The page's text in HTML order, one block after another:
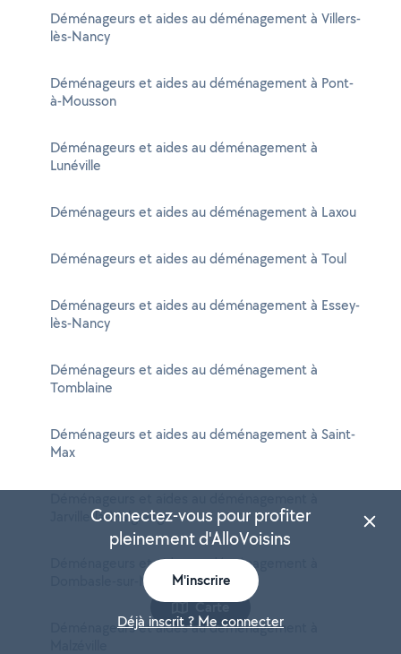
Déménageurs et aides au déménagement à Villers-
lès-Nancy
Déménageurs et aides au déménagement à Pont-
à-Mousson
Déménageurs et aides au déménagement à
Lunéville
Déménageurs et aides au déménagement à Laxou
Déménageurs et aides au déménagement à Toul
Déménageurs et aides au déménagement à Essey-
lès-Nancy
Déménageurs et aides au déménagement à
Tomblaine
Déménageurs et aides au déménagement à Saint-
Max
Jarville-la-Malgrange
Déménageurs et aides au déménagement à
Dombasle-sur-Meurthe
Déménageurs et aides au déménagement à
Carte
Connectez-vous pour profiter
pleinement d'AlloVoisins
M'inscrire
Déjà inscrit ? Me connecter